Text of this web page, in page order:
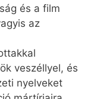
és a film
az
veszéllyel, és
nyelveket